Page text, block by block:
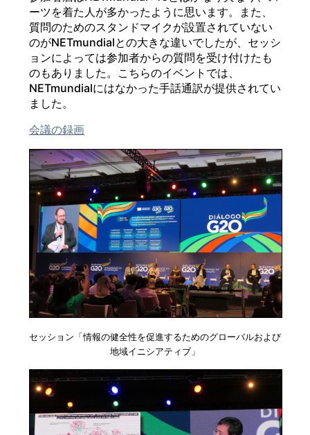
ーツを着た人が多かったように思います。また、
質問のためのスタンドマイクが設置されていない
のがNETmundialとの大きな違いでしたが、セッシ
ョンによっては参加者からの質問を受け付けたも
のもありました。こちらのイベントでは、
NETmundialにはなかった手話通訳が提供されてい
ました。
会議の録画
セッション「情報の健全性を促進するためのグローバルおよび
地域イニシアティブ」